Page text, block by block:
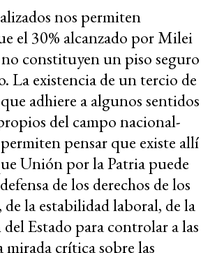
nos permiten
el 30% alcanzado por Milei
no constituyen un piso seguro
La existencia de un tercio de
adhiere a algunos sentidos
del campo nacional-
pensar que existe allí
Unión por la Patria puede
de los derechos de los
de la estabilidad laboral, de la
Estado para controlar a las
mirada crítica sobre las